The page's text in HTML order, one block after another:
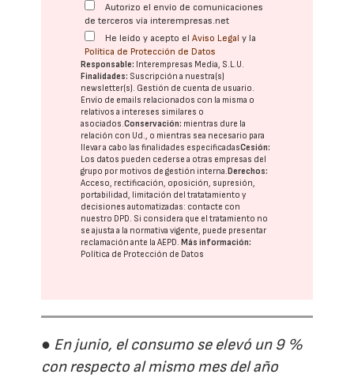
Autorizo el envío de comunicaciones
de terceros vía interempresas.net
He leído y acepto elAviso Legal y la
Política de Protección de Datos
Responsable: Interempresas Media, S.L.U.
Finalidades: Suscripción a nuestra(s)
newsletter(s). Gestión de cuenta de usuario.
Envío de emails relacionados con la misma o
relativos a intereses similares o
asociados.Conservación: mientras dure la
relación con Ud., o mientras sea necesario para
llevar a cabo las finalidades especificadasCesión:
Los datos pueden cederse a otras empresas del
grupo por motivos de gestión interna.Derechos:
Acceso, rectificación, oposición, supresión,
portabilidad, limitación del tratatamiento y
decisiones automatizadas: contacte con
nuestro DPD. Si considera que el tratamiento no
se ajusta a la normativa vigente, puede presentar
reclamación ante laAEPD.Más información:
Política de Protección de Datos
● En junio, el consumo se elevó un 9 %
con respecto al mismo mes del año